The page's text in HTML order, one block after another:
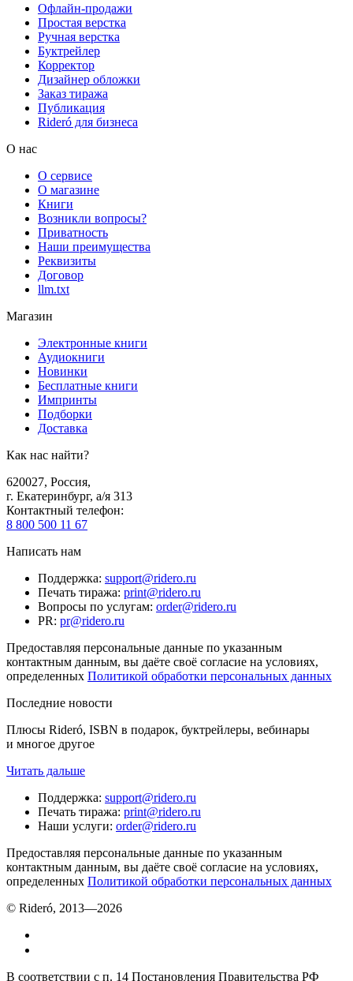
Офлайн-продажи
Простая верстка
Ручная верстка
Буктрейлер
Корректор
Дизайнер обложки
Заказ тиража
Публикация
Rideró для бизнеса
О нас
О сервисе
О магазине
Книги
Возникли вопросы?
Приватность
Наши преимущества
Реквизиты
Договор
llm.txt
Магазин
Электронные книги
Аудиокниги
Новинки
Бесплатные книги
Импринты
Подборки
Доставка
Как нас найти?
620027, Россия,
г. Екатеринбург, а/я 313
Контактный телефон:
8 800 500 11 67
Написать нам
Поддержка: support@ridero.ru
Печать тиража: print@ridero.ru
Вопросы по услугам: order@ridero.ru
PR: pr@ridero.ru
Предоставляя персональные данные по указанным
контактным данным, вы даёте своё согласие на условиях,
определенных Политикой обработки персональных данных
Последние новости
Плюсы Rideró, ISBN в подарок, буктрейлеры, вебинары
и многое другое
Читать дальше
Поддержка: support@ridero.ru
Печать тиража: print@ridero.ru
Наши услуги: order@ridero.ru
Предоставляя персональные данные по указанным
контактным данным, вы даёте своё согласие на условиях,
определенных Политикой обработки персональных данных
© Rideró, 2013—2026
В соответствии с п. 14 Постановления Правительства РФ